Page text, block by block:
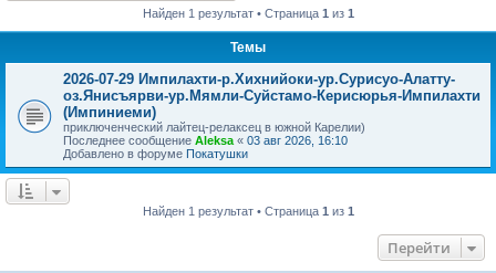
Найден 1 результат • Страница 1 из 1
Темы
2026-07-29 Импилахти-р.Хихнийоки-ур.Сурисуо-Алатту-
оз.Янисъярви-ур.Мямли-Суйстамо-Керисюрья-Импилахти
(Импиниеми)
приключенческий лайтец-релаксец в южной Карелии)
Последнее сообщение Aleksa « 03 авг 2026, 16:10
Добавлено в форуме Покатушки
Найден 1 результат • Страница 1 из 1
Перейти